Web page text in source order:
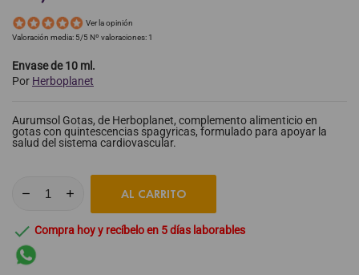
Ver la opinión
Valoración media: 5/5 Nº valoraciones: 1
Envase de 10 ml.
Por Herboplanet
Aurumsol Gotas, de Herboplanet, complemento alimenticio en
gotas con quintescencias spagyricas, formulado para apoyar la
salud del sistema cardiovascular.
AL CARRITO
 Compra hoy y recíbelo en 5 días laborables